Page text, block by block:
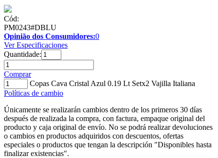
Cód:
PM0243#DBLU
Opinião dos Consumidores:0
Ver Especificaciones
Quantidade:
Comprar
Copas Cava Cristal Azul 0.19 Lt Setx2 Vajilla Italiana
Políticas de cambio
Únicamente se realizarán cambios dentro de los primeros 30 días
después de realizada la compra, con factura, empaque original del
producto y caja original de envío. No se podrá realizar devoluciones
o cambios en productos adquiridos con descuentos, ofertas
especiales o productos que tengan la descripción "Disponibles hasta
finalizar existencias".